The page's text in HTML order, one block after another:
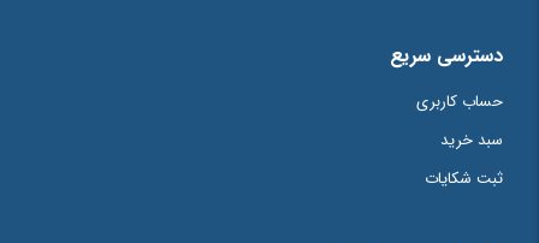
دسترسی سریع
حساب کاربری
سبد خرید
ثبت شکایات